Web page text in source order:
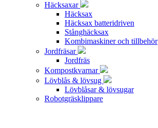
Häcksaxar
Häcksax
Häcksax batteridriven
Stånghäcksax
Kombimaskiner och tillbehör
Jordfräsar
Jordfräs
Kompostkvarnar
Lövblås & lövsug
Lövblåsar & lövsugar
Robotgräsklippare